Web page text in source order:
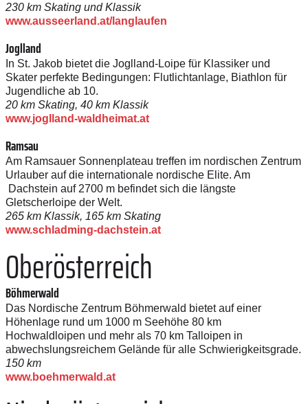
230 km Skating und Klassik
www.ausseerland.at/langlaufen
Joglland
In St. Jakob bietet die Joglland-Loipe für Klassiker und
Skater perfekte Bedingungen: Flutlichtanlage, Biathlon für
Jugendliche ab 10.
20 km Skating, 40 km Klassik
www.joglland-waldheimat.at
Ramsau
Am Ramsauer Sonnenplateau treffen im nordischen Zentrum
Urlauber auf die internationale nordische Elite. Am
Dachstein auf 2700 m befindet sich die längste
Gletscherloipe der Welt.
265 km Klassik, 165 km Skating
www.schladming-dachstein.at
Oberösterreich
Böhmerwald
Das Nordische Zentrum Böhmerwald bietet auf einer
Höhenlage rund um 1000 m Seehöhe 80 km
Hochwaldloipen und mehr als 70 km Talloipen in
abwechslungsreichem Gelände für alle Schwierigkeitsgrade.
150 km
www.boehmerwald.at